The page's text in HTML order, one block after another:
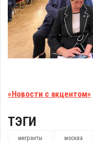
«Новости с акцентом»
ТЭГИ
мигранты москва